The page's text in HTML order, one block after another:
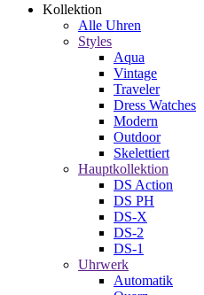
Kollektion
Alle Uhren
Styles
Aqua
Vintage
Traveler
Dress Watches
Modern
Outdoor
Skelettiert
Hauptkollektion
DS Action
DS PH
DS-X
DS-2
DS-1
Uhrwerk
Automatik